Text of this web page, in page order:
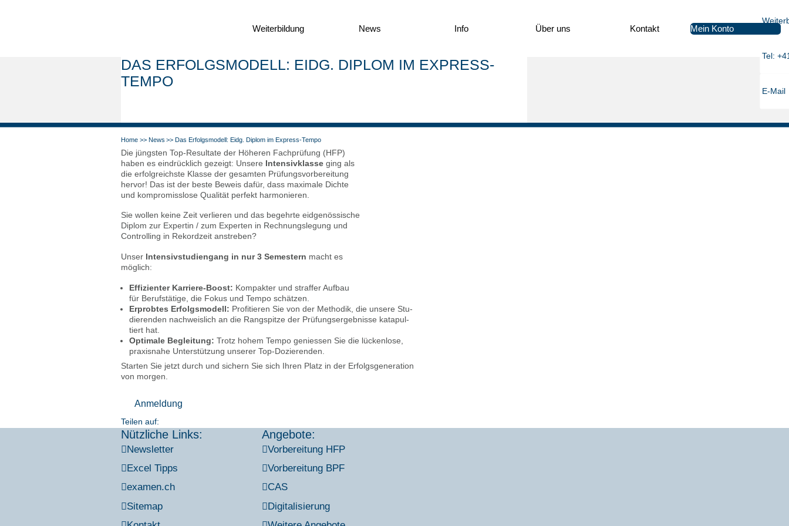
Wei­ter­bil­dung News Info Über uns Kon­takt Mein Konto
Tel:
E-Mail
DAS ERFOLGS­MO­DELL: EIDG. DIPLOM IM EXPRESS-
TEM­PO
Home News Das Erfolgs­mo­dell: Eidg. Diplom im Express-Tem­po
Die jüng­sten Top-Resul­ta­te der Höhe­ren Fach­prü­fung (HFP)
haben es ein­drück­lich gezeigt: Unse­re Inten­siv­klas­se ging als
die erfolg­reich­ste Klas­se der gesam­ten Prü­fungs­vor­be­rei­tung
her­vor! Das ist der beste Beweis dafür, dass maxi­ma­le Dich­te
und kom­pro­miss­lo­se Qua­li­tät per­fekt har­mo­nie­ren.
Sie wol­len kei­ne Zeit ver­lie­ren und das begehr­te eid­ge­nös­si­sche
Diplom zur Exper­tin / zum Exper­ten in Rech­nungs­le­gung und
Con­trol­ling in Rekord­zeit anstre­ben?
Unser Inten­siv­stu­di­en­gang in nur 3 Seme­stern macht es
mög­lich:
Effi­zi­en­ter Kar­rie­re-Boost: Kom­pak­ter und straf­fer Auf­bau
für Berufs­tä­ti­ge, die Fokus und Tem­po schät­zen.
Erprob­tes Erfolgs­mo­dell: Pro­fi­tie­ren Sie von der Metho­dik, die unse­re Stu­
die­ren­den nach­weis­lich an die Rang­spit­ze der Prü­fungs­er­geb­nis­se kata­pul­
tiert hat.
Opti­ma­le Beglei­tung: Trotz hohem Tem­po genies­sen Sie die lücken­lo­se,
pra­xis­na­he Unter­stüt­zung unse­rer Top-Dozie­ren­den.
Star­ten Sie jetzt durch und sichern Sie sich Ihren Platz in der Erfolgs­ge­ne­ra­ti­on
von mor­gen.
Anmel­dung
Teilen auf:
Nützliche Links:
News­let­ter
Excel Tipps
examen.ch
Site­map
Angebote:
Vor­be­rei­tung HFP
Vor­be­rei­tung BPF
CAS
Digi­ta­li­sie­rung